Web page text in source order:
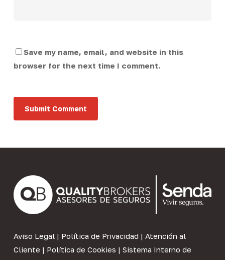
Save my name, email, and website in this
browser for the next time I comment.
Aviso Legal| Política de Privacidad | Atención al
Cliente | Política de Cookies | Sistema Interno de